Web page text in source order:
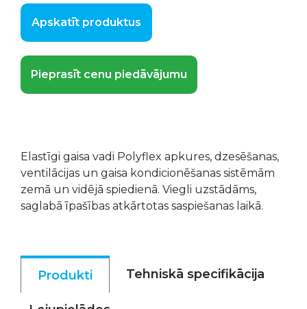
Apskatīt produktus
Pieprasīt cenu piedāvājumu
Elastīgi gaisa vadi Polyflex apkures, dzesēšanas,
ventilācijas un gaisa kondicionēšanas sistēmām
zemā un vidējā spiedienā. Viegli uzstādāms,
saglabā īpašības atkārtotas saspiešanas laikā.
Produkti Tehniskā specifikācija